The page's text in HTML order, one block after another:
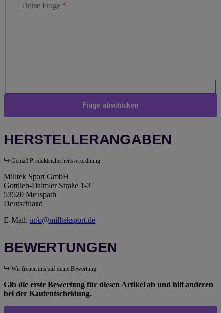
Deine Frage
Frage abschicken
HERSTELLERANGABEN
Gemäß Produktsicherheitsverordnung
Milltek Sport GmbH
Gottlieb-Daimler Straße 1-3
53520 Meuspath
Deutschland
E-Mail: info@millteksport.de
BEWERTUNGEN
Wir freuen uns auf deine Bewertung
Gib die erste Bewertung für diesen Artikel ab und hilf anderen
bei der Kaufentscheidung.